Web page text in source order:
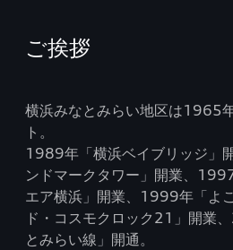
ご挨拶
横浜みなとみらい地区は1965
ト。
1989年「横浜ベイブリッジ」
ンドマークタワー」開業、
エア横浜」開業、1999年「よ
ド・コスモクロック21」開業
とみらい線」開通。